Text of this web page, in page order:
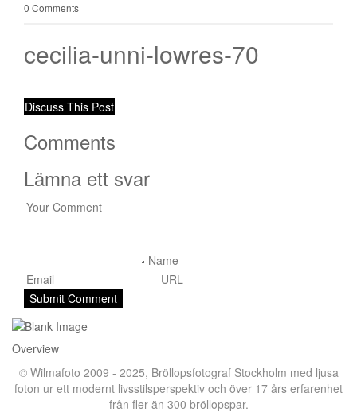
0 Comments
cecilia-unni-lowres-70
Discuss This Post
Comments
Lämna ett svar
Overview
© Wilmafoto 2009 - 2025, Bröllopsfotograf Stockholm med ljusa
foton ur ett modernt livsstilsperspektiv och över 17 års erfarenhet
från fler än 300 bröllopspar.